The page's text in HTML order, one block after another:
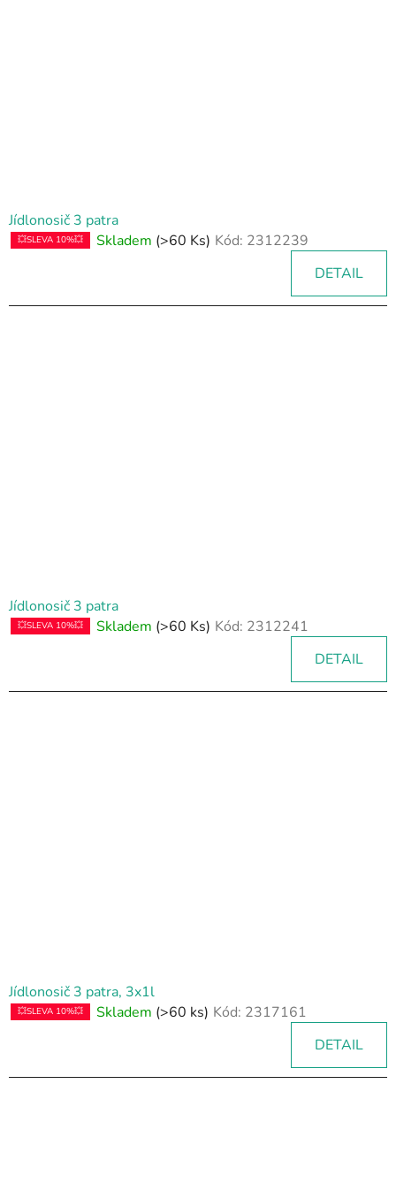
ů
Jídlonosič 3 patra
💥SLEVA 10%💥 Skladem (>60 Ks) Kód: 2312239
DETAIL
Jídlonosič 3 patra
💥SLEVA 10%💥 Skladem (>60 Ks) Kód: 2312241
DETAIL
Jídlonosič 3 patra, 3x1l
💥SLEVA 10%💥 Skladem (>60 ks) Kód: 2317161
DETAIL